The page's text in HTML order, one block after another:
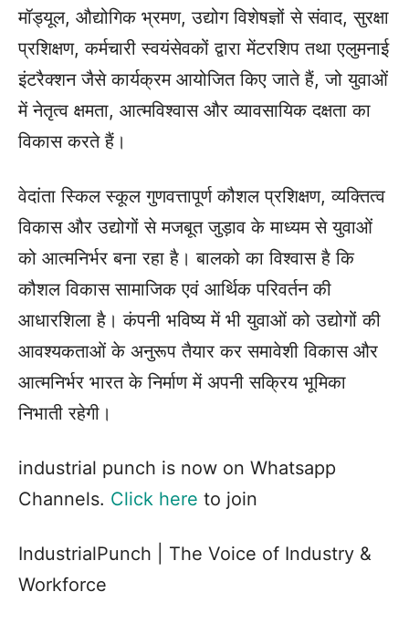
मॉड्यूल, औद्योगिक भ्रमण, उद्योग विशेषज्ञों से संवाद, सुरक्षा
प्रशिक्षण, कर्मचारी स्वयंसेवकों द्वारा मेंटरशिप तथा एलुमनाई
इंटरैक्शन जैसे कार्यक्रम आयोजित किए जाते हैं, जो युवाओं
में नेतृत्व क्षमता, आत्मविश्वास और व्यावसायिक दक्षता का
विकास करते हैं।
वेदांता स्किल स्कूल गुणवत्तापूर्ण कौशल प्रशिक्षण, व्यक्तित्व
विकास और उद्योगों से मजबूत जुड़ाव के माध्यम से युवाओं
को आत्मनिर्भर बना रहा है। बालको का विश्वास है कि
कौशल विकास सामाजिक एवं आर्थिक परिवर्तन की
आधारशिला है। कंपनी भविष्य में भी युवाओं को उद्योगों की
आवश्यकताओं के अनुरूप तैयार कर समावेशी विकास और
आत्मनिर्भर भारत के निर्माण में अपनी सक्रिय भूमिका
निभाती रहेगी।
industrial punch is now on Whatsapp
Channels. Click here to join
IndustrialPunch | The Voice of Industry &
Workforce